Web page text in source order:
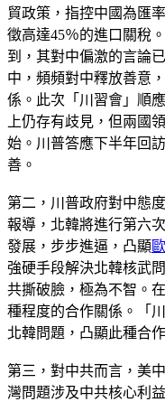
貿政策，指控中國為匯
徵高達45％的進口關稅
到，其對中偏激的言論
中，頻頻對中釋放善意
係。此次「川習會」順
上仍存有歧見，但兩國
始。川普答應下半年回
善。
第二，川普政府對中態
報導，北韓將進行第六
發展，步步進逼，凸顯
強硬手段解決北韓核武
共撕破臉，極為不智。
種程度的合作關係。「
北韓問題，凸顯此種合
第三，對中共而言，美
灣問題涉及中共核心利